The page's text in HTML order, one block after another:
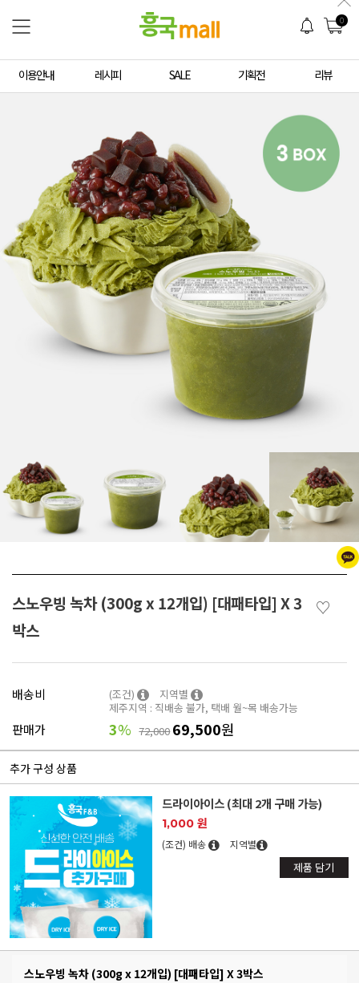
0
이용안내 레시피 SALE 기획전 리뷰
스노우빙 녹차 (300g x 12개입) [대패타입] X 3
박스
♡
배송비 (조건)
지역별
제주지역 : 직배송 불가, 택배 월~목 배송가능
판매가 3% 72,00069,500원
추가 구성 상품
드라이아이스 (최대 2개 구매 가능)
1,000 원
(조건) 배송 지역별
제품 담기
스노우빙 녹차 (300g x 12개입) [대패타입] X 3박스